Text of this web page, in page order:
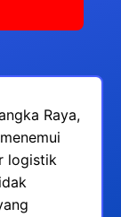
Raya,
logistik